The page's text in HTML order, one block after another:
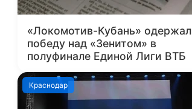
«Локомотив-Кубань» одержал
победу над «Зенитом» в
полуфинале Единой Лиги ВТБ
Краснодар